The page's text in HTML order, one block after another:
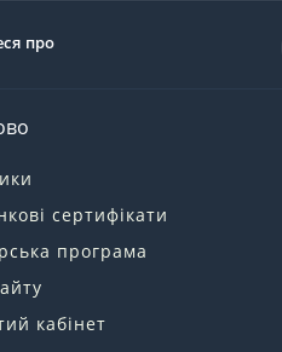
про
сертифікати
програма
кабінет